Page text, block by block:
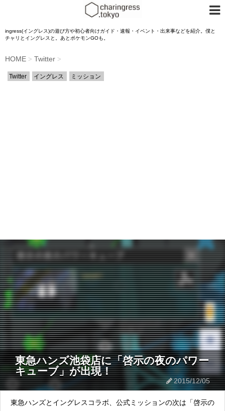
ingress(イングレス)の遊び方や初心者向けガイド・速報・イベント・出来事などを紹介。僕と
チャリとイングレスと。あとポケモンGOも。
HOME > Twitter >
Twitter イングレス ミッション
東急ハンズ池袋店に「啓示の夜のパワー
キューブ」が出現！
2015/12/05
東急ハンズとイングレスコラボ、公式ミッションの次は「啓示の